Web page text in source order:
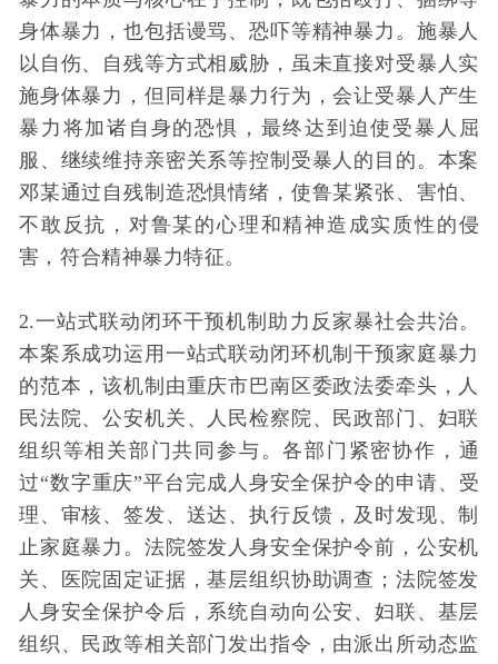
身体暴力，也包括谩骂、恐吓等精神暴力。施暴人
以自伤、自残等方式相威胁，虽未直接对受暴人实
施身体暴力，但同样是暴力行为，会让受暴人产生
暴力将加诸自身的恐惧，最终达到迫使受暴人屈
服、继续维持亲密关系等控制受暴人的目的。本案
邓某通过自残制造恐惧情绪，使鲁某紧张、害怕、
不敢反抗，对鲁某的心理和精神造成实质性的侵
害，符合精神暴力特征。
2.一站式联动闭环干预机制助力反家暴社会共治。
本案系成功运用一站式联动闭环机制干预家庭暴力
的范本，该机制由重庆市巴南区委政法委牵头，人
民法院、公安机关、人民检察院、民政部门、妇联
组织等相关部门共同参与。各部门紧密协作，通
过“数字重庆”平台完成人身安全保护令的申请、受
理、审核、签发、送达、执行反馈，及时发现、制
止家庭暴力。法院签发人身安全保护令前，公安机
关、医院固定证据，基层组织协助调查；法院签发
人身安全保护令后，系统自动向公安、妇联、基层
组织、民政等相关部门发出指令，由派出所动态监